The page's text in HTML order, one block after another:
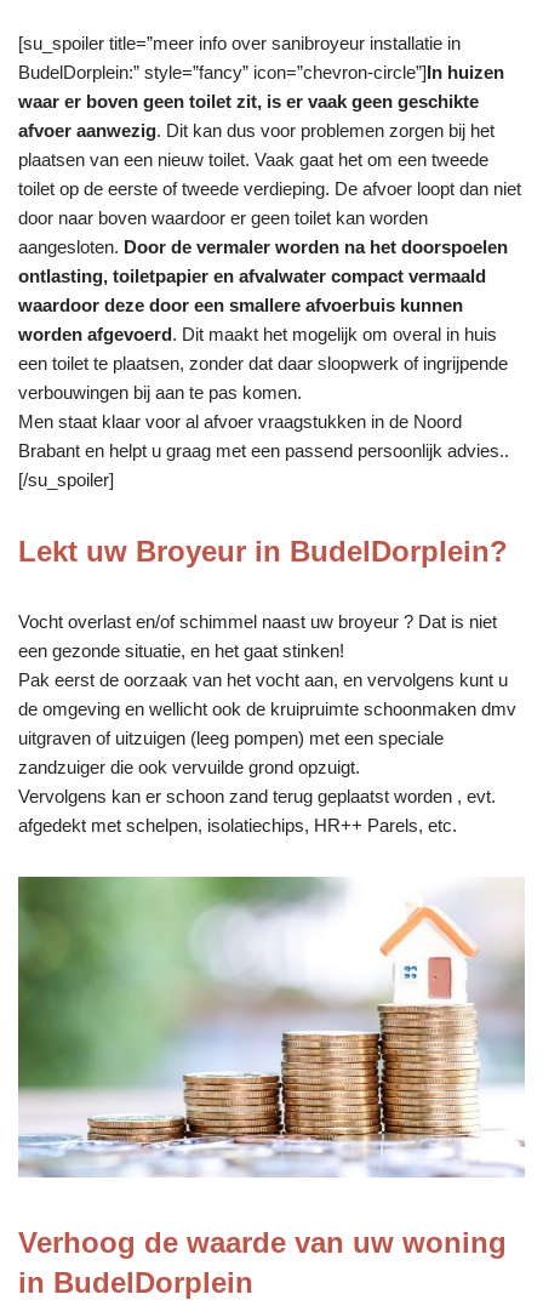
[su_spoiler title=”meer info over sanibroyeur installatie in
BudelDorplein:” style=”fancy” icon=”chevron-circle”]In huizen
waar er boven geen toilet zit, is er vaak geen geschikte
afvoer aanwezig. Dit kan dus voor problemen zorgen bij het
plaatsen van een nieuw toilet. Vaak gaat het om een tweede
toilet op de eerste of tweede verdieping. De afvoer loopt dan niet
door naar boven waardoor er geen toilet kan worden
aangesloten. Door de vermaler worden na het doorspoelen
ontlasting, toiletpapier en afvalwater compact vermaald
waardoor deze door een smallere afvoerbuis kunnen
worden afgevoerd. Dit maakt het mogelijk om overal in huis
een toilet te plaatsen, zonder dat daar sloopwerk of ingrijpende
verbouwingen bij aan te pas komen.
Men staat klaar voor al afvoer vraagstukken in de Noord
Brabant en helpt u graag met een passend persoonlijk advies..
[/su_spoiler]
Lekt uw Broyeur in BudelDorplein?
Vocht overlast en/of schimmel naast uw broyeur ? Dat is niet
een gezonde situatie, en het gaat stinken!
Pak eerst de oorzaak van het vocht aan, en vervolgens kunt u
de omgeving en wellicht ook de kruipruimte schoonmaken dmv
uitgraven of uitzuigen (leeg pompen) met een speciale
zandzuiger die ook vervuilde grond opzuigt.
Vervolgens kan er schoon zand terug geplaatst worden , evt.
afgedekt met schelpen, isolatiechips, HR++ Parels, etc.
Verhoog de waarde van uw woning
in BudelDorplein